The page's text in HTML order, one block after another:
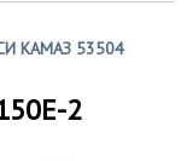
КАМАЗ 53504
2